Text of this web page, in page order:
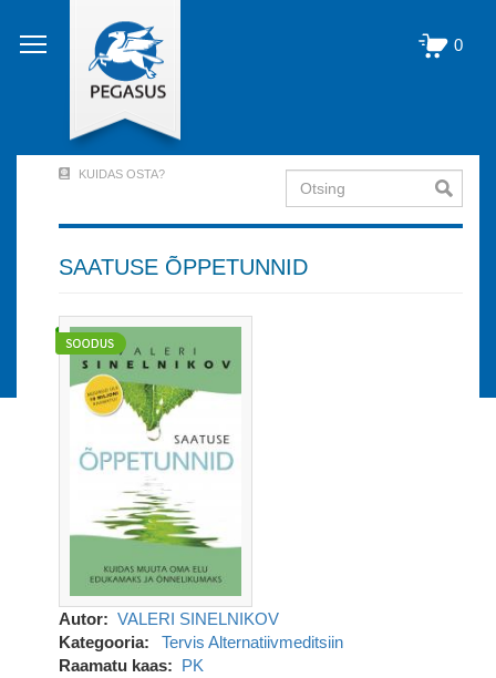
edasi
põhisisu
0
Account
Menu
out)
KUIDAS OSTA? Otsing
SAATUSE ÕPPETUNNID
Autor
VALERI SINELNIKOV
Kategooria
Tervis Alternatiivmeditsiin
Raamatu kaas
PK